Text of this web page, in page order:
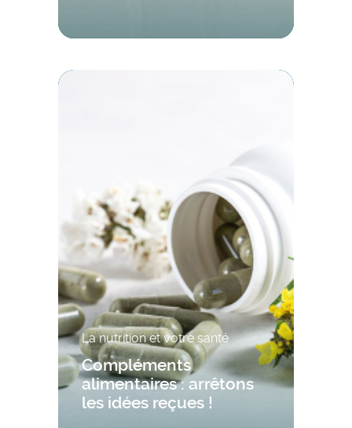
La nutrition et votre santé
Compléments
alimentaires : arrêtons
les idées reçues !